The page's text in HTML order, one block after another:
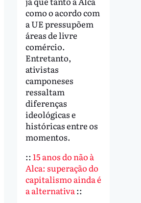
como o acordo com
a UE pressupõem
áreas de livre
comércio.
Entretanto,
ativistas
camponeses
ressaltam
diferenças
ideológicas e
históricas entre os
momentos.
:: 15 anos do não à
Alca: superação do
capitalismo ainda é
a alternativa ::